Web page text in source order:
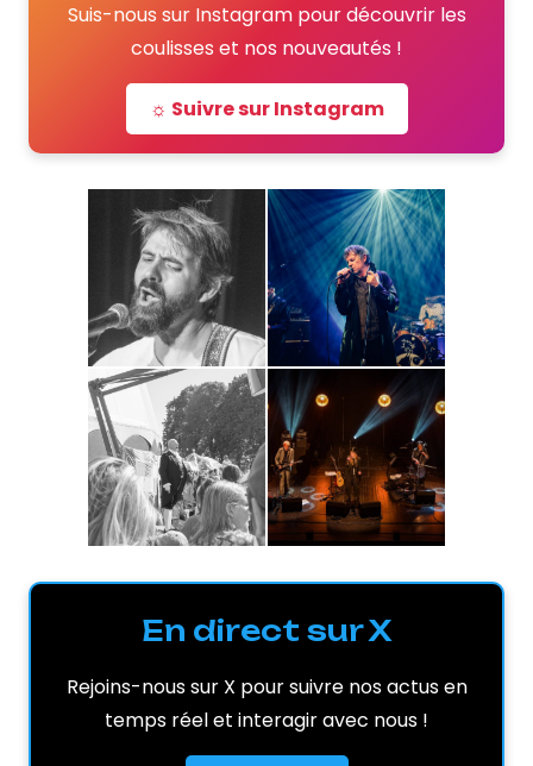
Suis-nous sur Instagram pour découvrir les
coulisses et nos nouveautés !
☼ Suivre sur Instagram
En direct sur X
Rejoins-nous sur X pour suivre nos actus en
temps réel et interagir avec nous !